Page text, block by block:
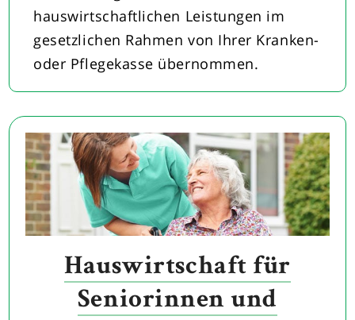
hauswirtschaftlichen Leistungen im
gesetzlichen Rahmen von Ihrer Kranken-
oder Pflegekasse übernommen.
Hauswirtschaft für
Seniorinnen und